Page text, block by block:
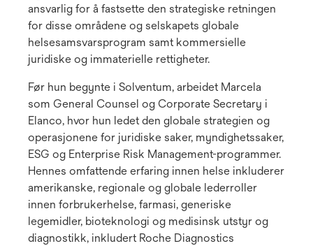
ansvarlig for å fastsette den strategiske retningen
for disse områdene og selskapets globale
helsesamsvarsprogram samt kommersielle
juridiske og immaterielle rettigheter.
Før hun begynte i Solventum, arbeidet Marcela
som General Counsel og Corporate Secretary i
Elanco, hvor hun ledet den globale strategien og
operasjonene for juridiske saker, myndighetssaker,
ESG og Enterprise Risk Management-programmer.
Hennes omfattende erfaring innen helse inkluderer
amerikanske, regionale og globale lederroller
innen forbrukerhelse, farmasi, generiske
legemidler, bioteknologi og medisinsk utstyr og
diagnostikk, inkludert Roche Diagnostics